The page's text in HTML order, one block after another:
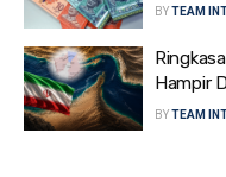
BYTEAM
Hampir
BYTEAM